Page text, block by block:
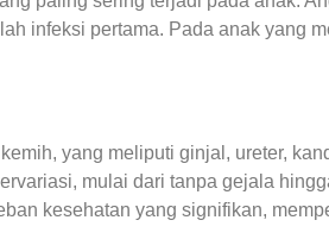
infeksi pertama. Pada anak yang
yang meliputi ginjal, ureter,
mulai dari tanpa gejala
kesehatan yang signifikan,